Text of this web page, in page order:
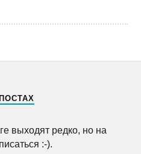
выходят редко, но на
:-).